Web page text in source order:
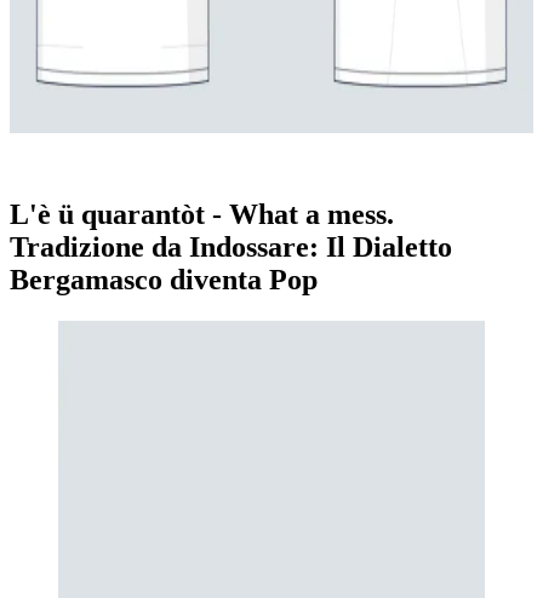
L'è ü quarantòt - What a mess.
Tradizione da Indossare: Il Dialetto
Bergamasco diventa Pop